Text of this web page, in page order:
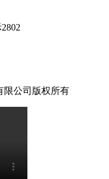
限公司版权所有